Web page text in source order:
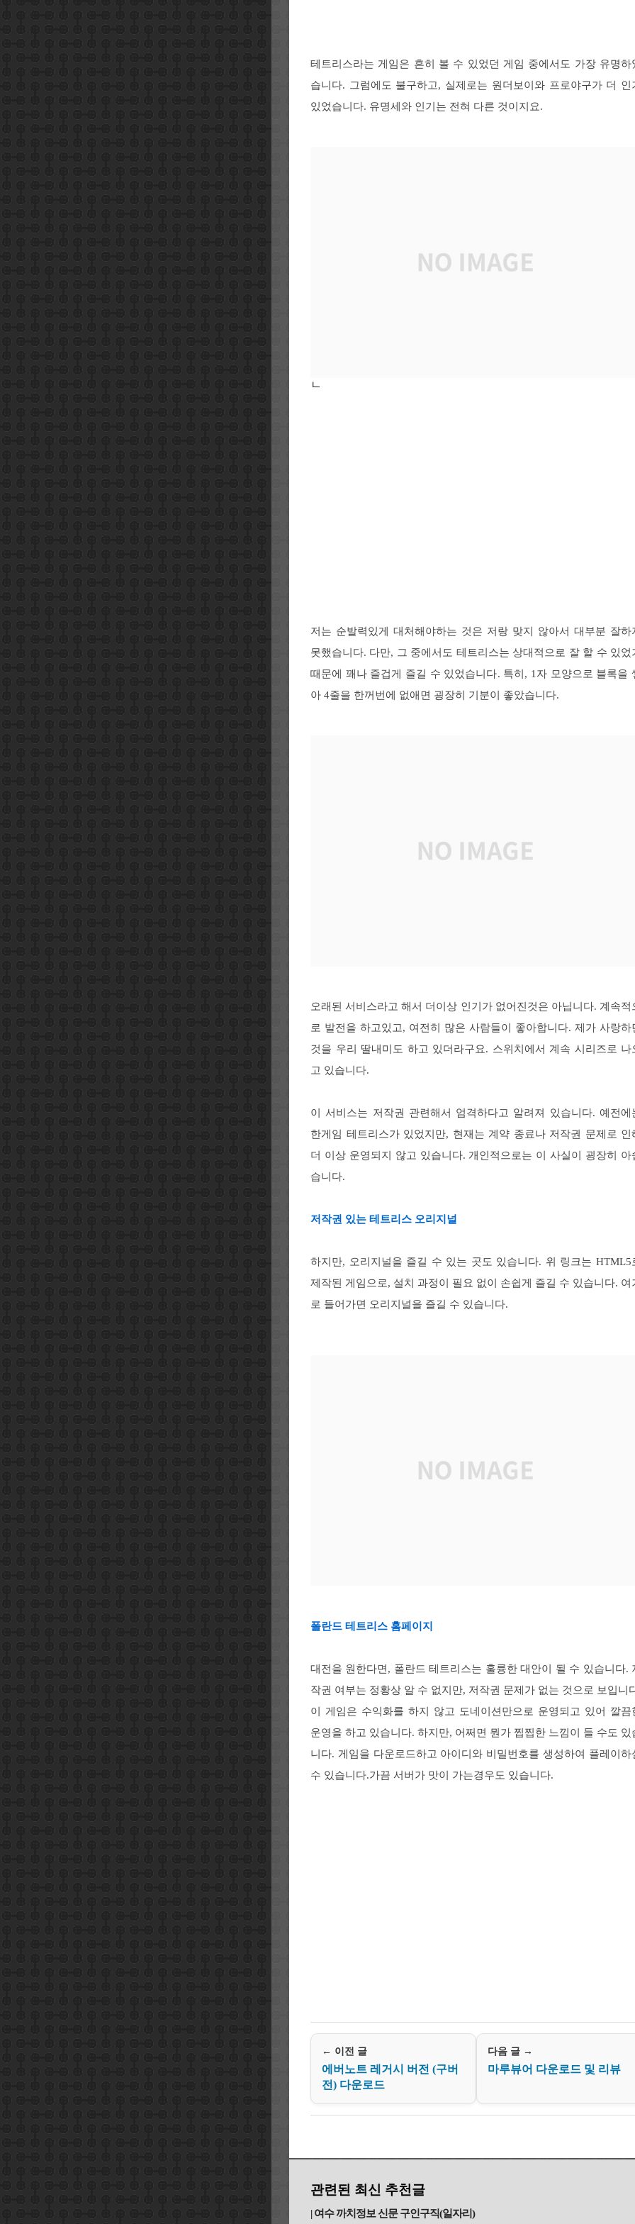
테트리스라는 게임은 흔히 볼 수 있었던 게임 중에서도 가장 유명하
습니다. 그럼에도 불구하고, 실제로는 원더보이와 프로야구가 더 인
있었습니다. 유명세와 인기는 전혀 다른 것이지요.
ㄴ
저는 순발력있게 대처해야하는 것은 저랑 맞지 않아서 대부분 잘하
못했습니다. 다만, 그 중에서도 테트리스는 상대적으로 잘 할 수 있었
때문에 꽤나 즐겁게 즐길 수 있었습니다. 특히, 1자 모양으로 블록을
아 4줄을 한꺼번에 없애면 굉장히 기분이 좋았습니다.
오래된 서비스라고 해서 더이상 인기가 없어진것은 아닙니다. 계속적
로 발전을 하고있고, 여전히 많은 사람들이 좋아합니다. 제가 사랑하
것을 우리 딸내미도 하고 있더라구요. 스위치에서 계속 시리즈로 나
고 있습니다.
이 서비스는 저작권 관련해서 엄격하다고 알려져 있습니다. 예전에
한게임 테트리스가 있었지만, 현재는 계약 종료나 저작권 문제로 인
더 이상 운영되지 않고 있습니다. 개인적으로는 이 사실이 굉장히 아
습니다.
저작권 있는 테트리스 오리지널
하지만, 오리지널을 즐길 수 있는 곳도 있습니다. 위 링크는 HTML5
제작된 게임으로, 설치 과정이 필요 없이 손쉽게 즐길 수 있습니다. 여
로 들어가면 오리지널을 즐길 수 있습니다.
폴란드 테트리스 홈페이지
대전을 원한다면, 폴란드 테트리스는 훌륭한 대안이 될 수 있습니다.
작권 여부는 정황상 알 수 없지만, 저작권 문제가 없는 것으로 보입니
이 게임은 수익화를 하지 않고 도네이션만으로 운영되고 있어 깔끔
운영을 하고 있습니다. 하지만, 어쩌면 뭔가 찝찝한 느낌이 들 수도 있
니다. 게임을 다운로드하고 아이디와 비밀번호를 생성하여 플레이하
수 있습니다.가끔 서버가 맛이 가는경우도 있습니다.
← 이전 글
에버노트 레거시 버전 (구버
전) 다운로드
다음 글 →
마루뷰어 다운로드 및 리뷰
관련된 최신 추천글
여수 까치정보 신문 구인구직(일자리)